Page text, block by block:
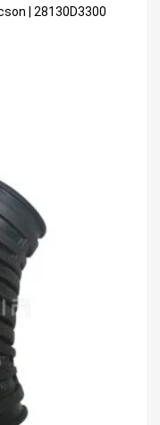
| 28130D3300